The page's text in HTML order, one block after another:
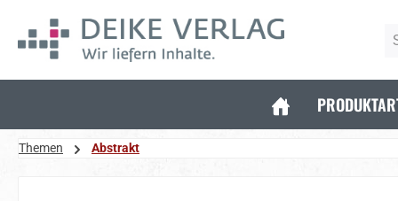
Hauptinhalt springen
Zur Suche springen
Zur Hauptnavigation springen
Themen Abstrakt